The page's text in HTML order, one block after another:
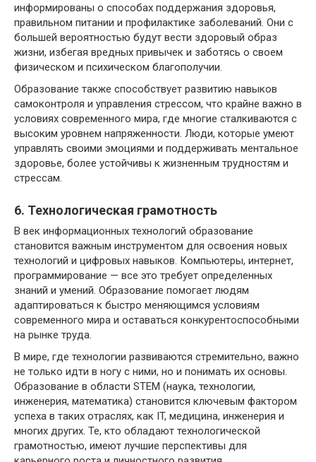
информированы о способах поддержания здоровья,
правильном питании и профилактике заболеваний. Они с
большей вероятностью будут вести здоровый образ
жизни, избегая вредных привычек и заботясь о своем
физическом и психическом благополучии.
Образование также способствует развитию навыков
самоконтроля и управления стрессом, что крайне важно в
условиях современного мира, где многие сталкиваются с
высоким уровнем напряженности. Люди, которые умеют
управлять своими эмоциями и поддерживать ментальное
здоровье, более устойчивы к жизненным трудностям и
стрессам.
6. Технологическая грамотность
В век информационных технологий образование
становится важным инструментом для освоения новых
технологий и цифровых навыков. Компьютеры, интернет,
программирование — все это требует определенных
знаний и умений. Образование помогает людям
адаптироваться к быстро меняющимся условиям
современного мира и оставаться конкурентоспособными
на рынке труда.
В мире, где технологии развиваются стремительно, важно
не только идти в ногу с ними, но и понимать их основы.
Образование в области STEM (наука, технологии,
инженерия, математика) становится ключевым фактором
успеха в таких отраслях, как IT, медицина, инженерия и
многих других. Те, кто обладают технологической
грамотностью, имеют лучшие перспективы для